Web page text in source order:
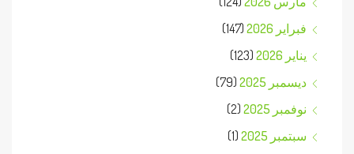
فبراير 2026
(147)
يناير 2026
(123)
ديسمبر 2025
(79)
نوفمبر 2025
(2)
سبتمبر 2025
(1)